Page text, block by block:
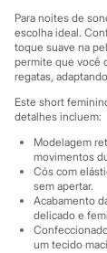
Clock House
Mindset
Sawary
Yessica
Moda
Acessórios
Blusas
Calçados
Leggings
Shorts e
Tops
Moda íntima
Calcinhas
Cintas e
Meias
Para noites de
escolha ideal.
toque suave na
permite que você
regatas,
Este short
detalhes incluem:
Modelagem
movimentos
Cós com
sem apertar.
Acabamento
delicado e
um tecido